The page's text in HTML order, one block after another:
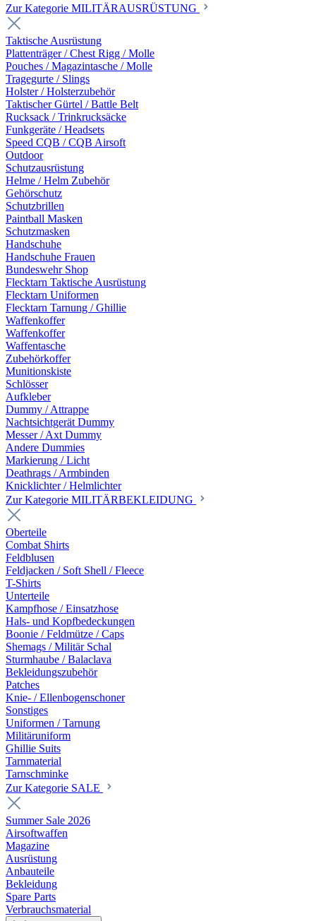
Zur Kategorie MILITÄRAUSRÜSTUNG
Taktische Ausrüstung
Plattenträger / Chest Rigg / Molle
Pouches / Magazintasche / Molle
Tragegurte / Slings
Holster / Holsterzubehör
Taktischer Gürtel / Battle Belt
Rucksack / Trinkrucksäcke
Funkgeräte / Headsets
Speed CQB / CQB Airsoft
Outdoor
Schutzausrüstung
Helme / Helm Zubehör
Gehörschutz
Schutzbrillen
Paintball Masken
Schutzmasken
Handschuhe
Handschuhe Frauen
Bundeswehr Shop
Flecktarn Taktische Ausrüstung
Flecktarn Uniformen
Flecktarn Tarnung / Ghillie
Waffenkoffer
Waffenkoffer
Waffentasche
Zubehörkoffer
Munitionskiste
Schlösser
Aufkleber
Dummy / Attrappe
Nachtsichtgerät Dummy
Messer / Axt Dummy
Andere Dummies
Markierung / Licht
Deathrags / Armbinden
Knicklichter / Helmlichter
Zur Kategorie MILITÄRBEKLEIDUNG
Oberteile
Combat Shirts
Feldblusen
Feldjacken / Soft Shell / Fleece
T-Shirts
Unterteile
Kampfhose / Einsatzhose
Hals- und Kopfbedeckungen
Boonie / Feldmütze / Caps
Shemags / Militär Schal
Sturmhaube / Balaclava
Bekleidungszubehör
Patches
Knie- / Ellenbogenschoner
Sonstiges
Uniformen / Tarnung
Militäruniform
Ghillie Suits
Tarnmaterial
Tarnschminke
Zur Kategorie SALE
Summer Sale 2026
Airsoftwaffen
Magazine
Ausrüstung
Anbauteile
Bekleidung
Spare Parts
Verbrauchsmaterial